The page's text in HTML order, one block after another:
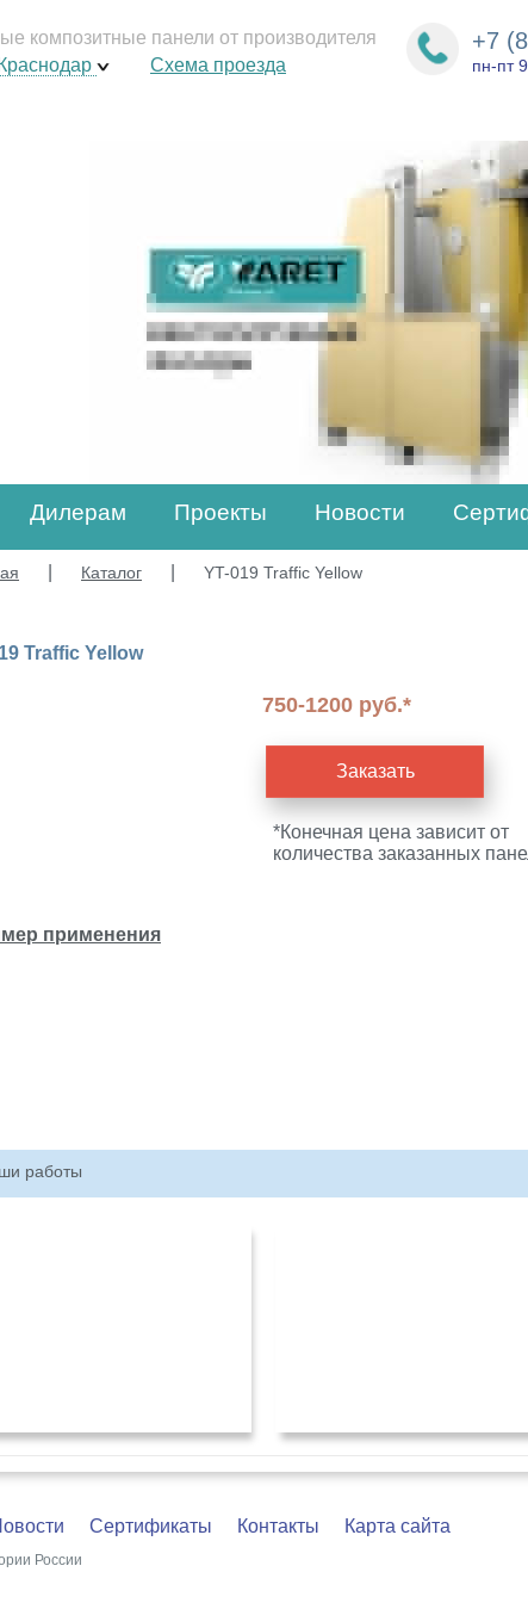
композитные панели от производителя
Краснодар Схема проезда
+7
пн-пт
Дилерам Проекты Новости
Каталог YT-019 Traffic Yellow
Traffic Yellow
применения
750-1200 руб.*
Заказать
*Конечная цена зависит от
количества заказанных
работы
Сертификаты Контакты
Карта сайта
России